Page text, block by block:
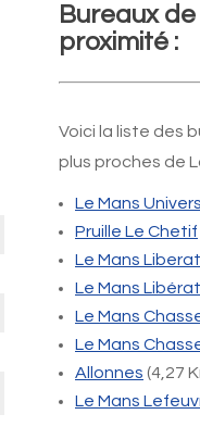
Bureaux
proximité :
Voici la liste des
plus proches de
Le Mans
Pruille Le Chetif
Le Mans
Le Mans
Le Mans
Le Mans
Allonnes (4,27
Le Mans